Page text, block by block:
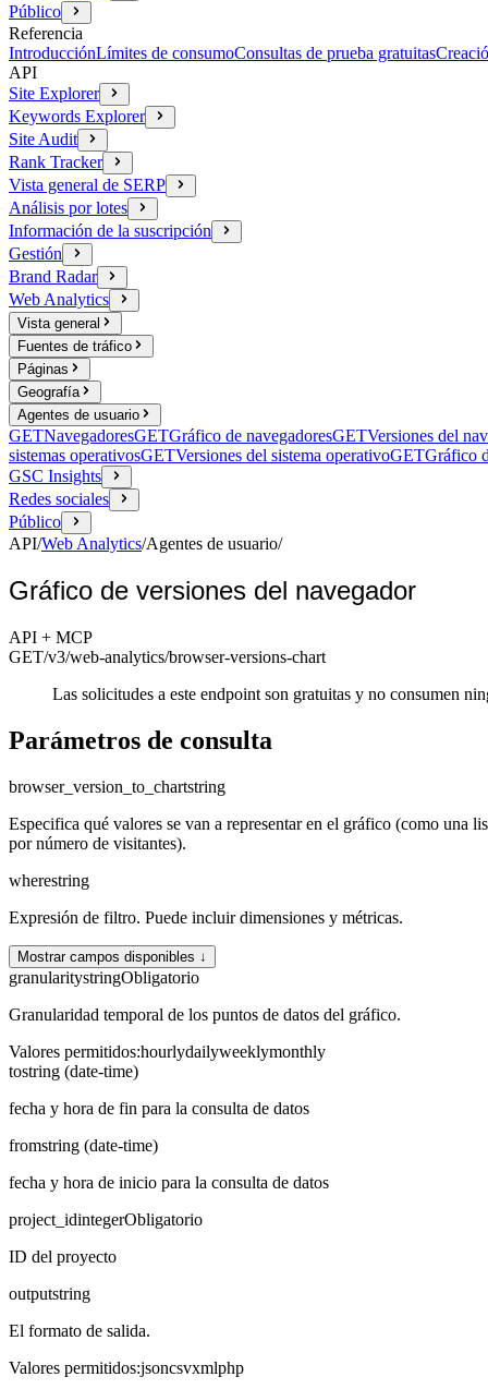
Público
Referencia
IntroducciónLímites de consumoConsultas de prueba gratuitas
API
Site Explorer
Keywords Explorer
Site Audit
Rank Tracker
Vista general de SERP
Análisis por lotes
Información de la suscripción
Gestión
Brand Radar
Web Analytics
Vista general
Fuentes de tráfico
Páginas
Geografía
Agentes de usuario
GETNavegadoresGETGráfico de navegadoresGETVersiones del
sistemas operativosGETVersiones del sistema operativoGETGráfico
GSC Insights
Redes sociales
Público
API/Web Analytics/Agentes de usuario/
Gráfico de versiones del navegador
API + MCP
GET/v3/web-analytics/browser-versions-chart
Las solicitudes a este endpoint son gratuitas y no consumen
Parámetros de consulta
browser_version_to_chartstring
Especifica qué valores se van a representar en el gráfico (como una
por número de visitantes).
wherestring
Expresión de filtro. Puede incluir dimensiones y métricas.
Mostrar campos disponibles ↓
granularitystringObligatorio
Granularidad temporal de los puntos de datos del gráfico.
Valores permitidos:hourlydailyweeklymonthly
tostring (date-time)
fecha y hora de fin para la consulta de datos
fromstring (date-time)
fecha y hora de inicio para la consulta de datos
project_idintegerObligatorio
ID del proyecto
outputstring
El formato de salida.
Valores permitidos:jsoncsvxmlphp